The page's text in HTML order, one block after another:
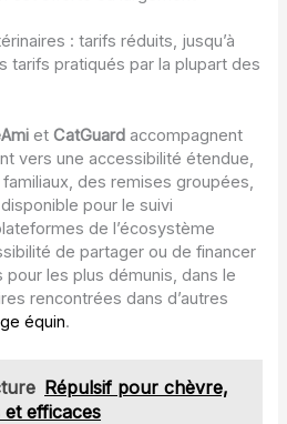
: tarifs réduits, jusqu’à
tarifs pratiqués par la plupart des
etCatGuard accompagnent
vers une accessibilité étendue,
des remises groupées,
pour le suivi
de l’écosystème
de partager ou de financer
les plus démunis, dans le
rencontrées dans d’autres
équin.
Répulsif pour chèvre,
efficaces